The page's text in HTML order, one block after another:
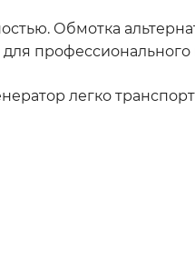
Обмотка
для
легко